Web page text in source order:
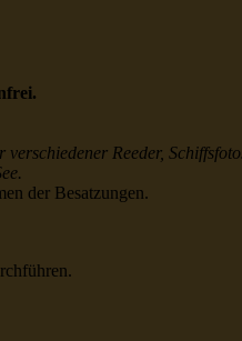
Reeder,
der Besatzungen.